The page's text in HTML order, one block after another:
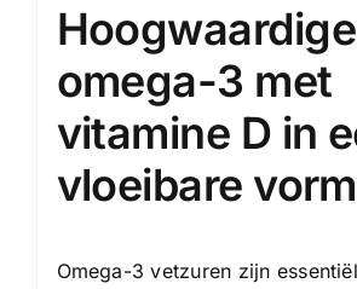
Hoogwaardige
omega-3 met
vitamine D in
vloeibare vorm
Omega-3 vetzuren zijn